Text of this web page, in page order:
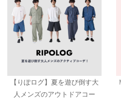
【りぽログ】夏を遊び倒す大
人メンズのアウトドアコー